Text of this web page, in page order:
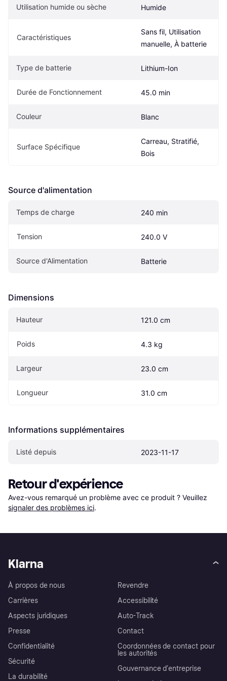
Utilisation humide ou sèche Humide
Caractéristiques
Sans fil, Utilisation
manuelle, À batterie
Type de batterie Lithium-Ion
Durée de Fonctionnement 45.0 min
Couleur Blanc
Surface Spécifique
Carreau, Stratifié,
Bois
Source d'alimentation
Temps de charge 240 min
Tension 240.0 V
Source d'Alimentation Batterie
Dimensions
Hauteur 121.0 cm
Poids 4.3 kg
Largeur 23.0 cm
Longueur 31.0 cm
Informations supplémentaires
Listé depuis 2023-11-17
Retour d'expérience
Avez-vous remarqué un problème avec ce produit ? Veuillez
signaler des problèmes ici.
Klarna
À propos de nous
Carrières
Aspects juridiques
Presse
Confidentialité
Sécurité
La durabilité
Revendre
Accessibilité
Auto-Track
Contact
Coordonnées de contact pour
les autorités
Gouvernance d’entreprise